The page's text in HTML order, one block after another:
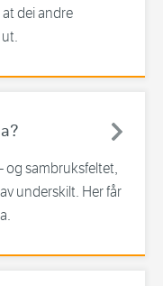
dei andre
og sambruksfeltet,
underskilt. Her får